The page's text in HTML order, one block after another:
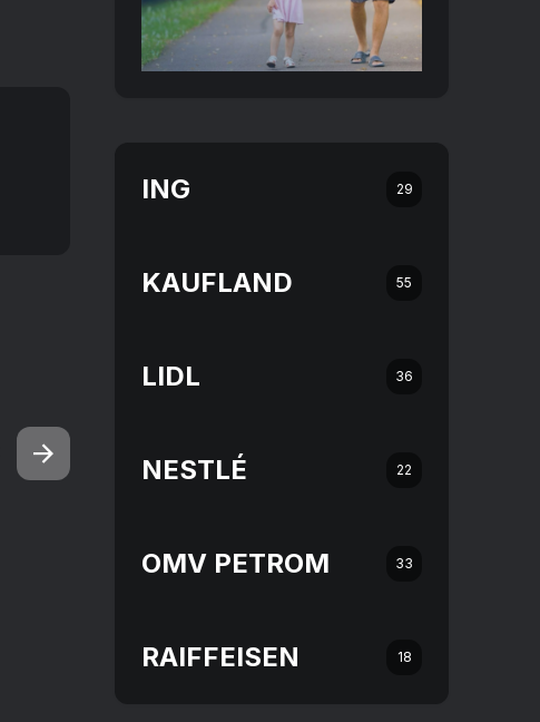
ING 29
KAUFLAND 55
LIDL 36
NESTLÉ 22
OMV PETROM 33
RAIFFEISEN 18